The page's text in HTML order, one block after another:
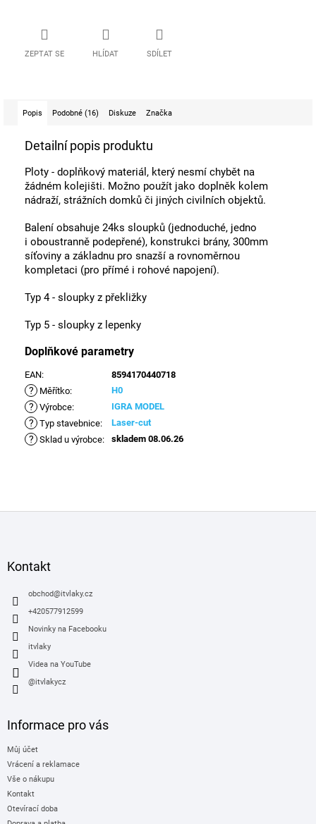
ZEPTAT SE HLÍDAT SDÍLET
Popis Podobné (16) Diskuze Značka
Detailní popis produktu
Ploty - doplňkový materiál, který nesmí chybět na
žádném kolejišti. Možno použít jako doplněk kolem
nádraží, strážních domků či jiných civilních objektů.
Balení obsahuje 24ks sloupků (jednoduché, jedno
i oboustranně podepřené), konstrukci brány, 300mm
síťoviny a základnu pro snazší a rovnoměrnou
kompletaci (pro přímé i rohové napojení).
Typ 4 - sloupky z překližky
Typ 5 - sloupky z lepenky
Doplňkové parametry
EAN: 8594170440718
? Měřítko: H0
? Výrobce: IGRA MODEL
? Typ stavebnice: Laser-cut
? Sklad u výrobce: skladem 08.06.26
Kontakt
obchod@itvlaky.cz
+420577912599
Novinky na Facebooku
itvlaky
Videa na YouTube
@itvlakycz
Informace pro vás
Můj účet
Vrácení a reklamace
Vše o nákupu
Kontakt
Otevírací doba